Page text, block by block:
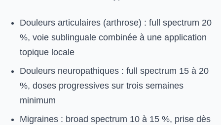
Douleurs articulaires (arthrose) : full spectrum 20
%, voie sublinguale combinée à une application
topique locale
Douleurs neuropathiques : full spectrum 15 à 20
%, doses progressives sur trois semaines
minimum
Migraines : broad spectrum 10 à 15 %, prise dès